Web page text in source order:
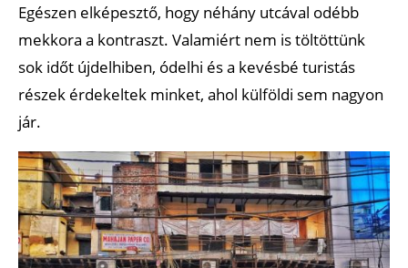
Egészen elképesztő, hogy néhány utcával odébb
mekkora a kontraszt. Valamiért nem is töltöttünk
sok időt újdelhiben, ódelhi és a kevésbé turistás
részek érdekeltek minket, ahol külföldi sem nagyon
jár.